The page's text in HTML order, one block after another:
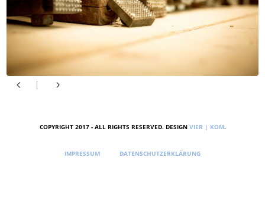
COPYRIGHT 2017 - ALL RIGHTS RESERVED. DESIGN VIER | KOM.
IMPRESSUM DATENSCHUTZERKLÄRUNG